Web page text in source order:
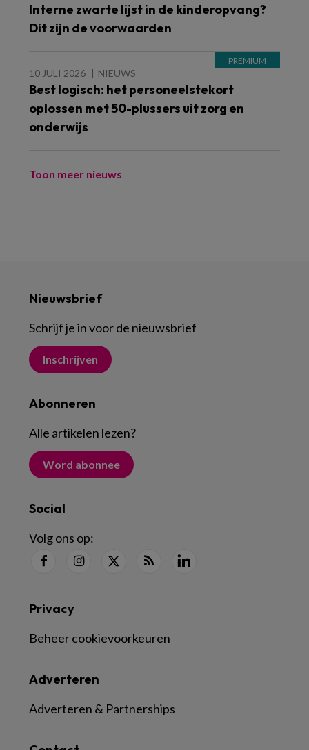
Interne zwarte lijst in de kinderopvang?
Dit zijn de voorwaarden
10 JULI 2026 NIEUWS
Best logisch: het personeelstekort
oplossen met 50-plussers uit zorg en
onderwijs
Toon meer nieuws
Nieuwsbrief
Schrijf je in voor de nieuwsbrief
Inschrijven
Abonneren
Alle artikelen lezen?
Word abonnee
Social
Volg ons op:
Adverteren
Adverteren & Partnerships
Privacy
Beheer cookievoorkeuren